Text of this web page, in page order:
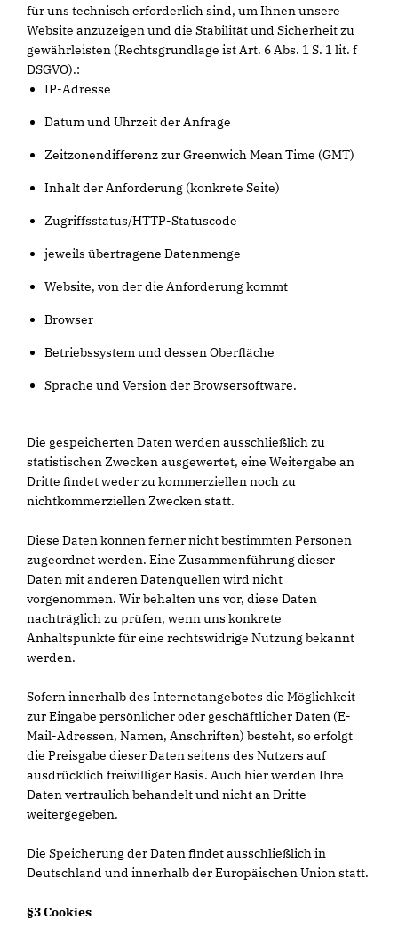
für uns technisch erforderlich sind, um Ihnen unsere
Website anzuzeigen und die Stabilität und Sicherheit zu
gewährleisten (Rechtsgrundlage ist Art. 6 Abs. 1 S. 1 lit. f
DSGVO).:
IP-Adresse
Datum und Uhrzeit der Anfrage
Zeitzonendifferenz zur Greenwich Mean Time (GMT)
Inhalt der Anforderung (konkrete Seite)
Zugriffsstatus/HTTP-Statuscode
jeweils übertragene Datenmenge
Website, von der die Anforderung kommt
Browser
Betriebssystem und dessen Oberfläche
Sprache und Version der Browsersoftware.
Die gespeicherten Daten werden ausschließlich zu
statistischen Zwecken ausgewertet, eine Weitergabe an
Dritte findet weder zu kommerziellen noch zu
nichtkommerziellen Zwecken statt.
Diese Daten können ferner nicht bestimmten Personen
zugeordnet werden. Eine Zusammenführung dieser
Daten mit anderen Datenquellen wird nicht
vorgenommen. Wir behalten uns vor, diese Daten
nachträglich zu prüfen, wenn uns konkrete
Anhaltspunkte für eine rechtswidrige Nutzung bekannt
werden.
Sofern innerhalb des Internetangebotes die Möglichkeit
zur Eingabe persönlicher oder geschäftlicher Daten (E-
Mail-Adressen, Namen, Anschriften) besteht, so erfolgt
die Preisgabe dieser Daten seitens des Nutzers auf
ausdrücklich freiwilliger Basis. Auch hier werden Ihre
Daten vertraulich behandelt und nicht an Dritte
weitergegeben.
Die Speicherung der Daten findet ausschließlich in
Deutschland und innerhalb der Europäischen Union statt.
§3 Cookies